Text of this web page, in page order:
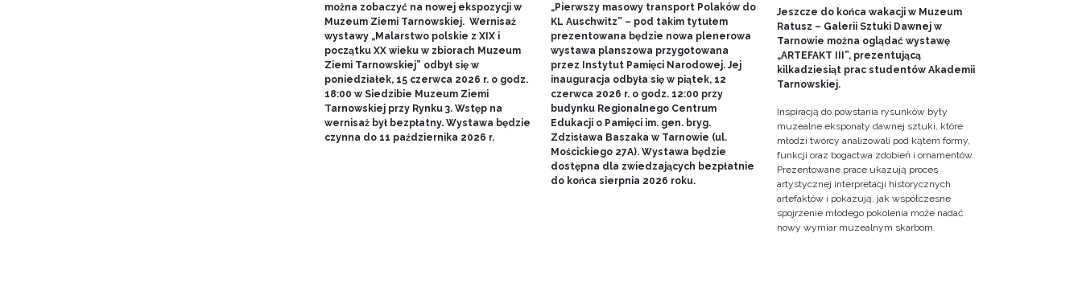
można zobaczyć na nowej ekspozycji w
Muzeum Ziemi Tarnowskiej. Wernisaż
wystawy „Malarstwo polskie z XIX i
początku XX wieku w zbiorach Muzeum
Ziemi Tarnowskiej” odbył się w
poniedziałek, 15 czerwca 2026 r. o godz.
18:00 w Siedzibie Muzeum Ziemi
Tarnowskiej przy Rynku 3. Wstęp na
wernisaż był bezpłatny. Wystawa będzie
czynna do 11 października 2026 r.
„Pierwszy masowy transport Polaków do
KL Auschwitz” – pod takim tytułem
prezentowana będzie nowa plenerowa
wystawa planszowa przygotowana
przez Instytut Pamięci Narodowej. Jej
inauguracja odbyła się w piątek, 12
czerwca 2026 r. o godz. 12:00 przy
budynku Regionalnego Centrum
Edukacji o Pamięci im. gen. bryg.
Zdzisława Baszaka w Tarnowie (ul.
Mościckiego 27A). Wystawa będzie
dostępna dla zwiedzających bezpłatnie
do końca sierpnia 2026 roku.
Jeszcze do końca wakacji w Muzeum
Ratusz – Galerii Sztuki Dawnej w
Tarnowie można oglądać wystawę
„ARTEFAKT III”, prezentującą
kilkadziesiąt prac studentów Akademii
Tarnowskiej.
Inspiracją do powstania rysunków były
muzealne eksponaty dawnej sztuki, które
młodzi twórcy analizowali pod kątem formy,
funkcji oraz bogactwa zdobień i ornamentów.
Prezentowane prace ukazują proces
artystycznej interpretacji historycznych
artefaktów i pokazują, jak współczesne
spojrzenie młodego pokolenia może nadać
nowy wymiar muzealnym skarbom.